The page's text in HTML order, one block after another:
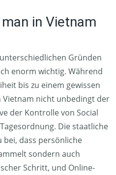
in Vietnam
Gründen
enorm wichtig. Während
bis zu einem gewissen
Vietnam nicht unbedingt der
der Kontrolle von Social
Die staatliche
dass persönliche
sondern auch
Schritt, und Online-